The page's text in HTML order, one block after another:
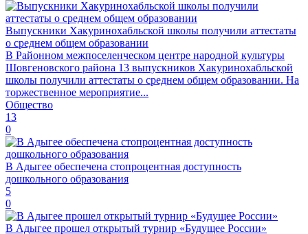
Выпускники Хакуринохабльской школы получили аттестаты
о среднем общем образовании
В Районном межпоселенческом центре народной культуры
Шовгеновского района 13 выпускников Хакуринохабльской
школы получили аттестаты о среднем общем образовании. На
торжественное мероприятие...
Общество
13
0
В Адыгее обеспечена стопроцентная доступность
дошкольного образования
5
0
В Адыгее прошел открытый турнир «Будущее России»